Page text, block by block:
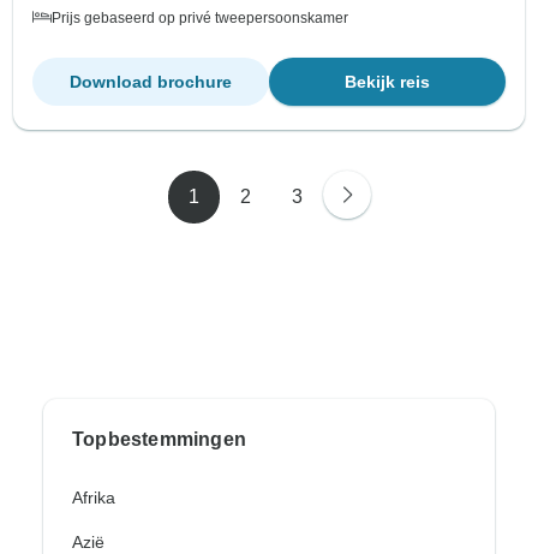
Prijs gebaseerd op privé tweepersoonskamer
Bekijk reis
Download brochure
1 2 3
Topbestemmingen
Afrika
Azië